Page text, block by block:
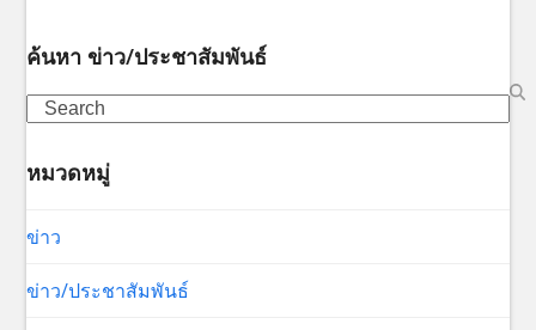
ค้นหา ข่าว/ประชาสัมพันธ์
Search
หมวดหมู่
ข่าว
ข่าว/ประชาสัมพันธ์